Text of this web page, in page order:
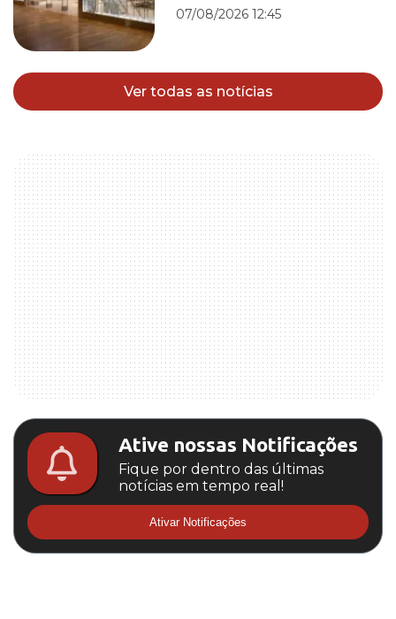
07/08/2026 12:45
Ver todas as notícias
Ative nossas Notificações
Fique por dentro das últimas
notícias em tempo real!
Ativar Notificações